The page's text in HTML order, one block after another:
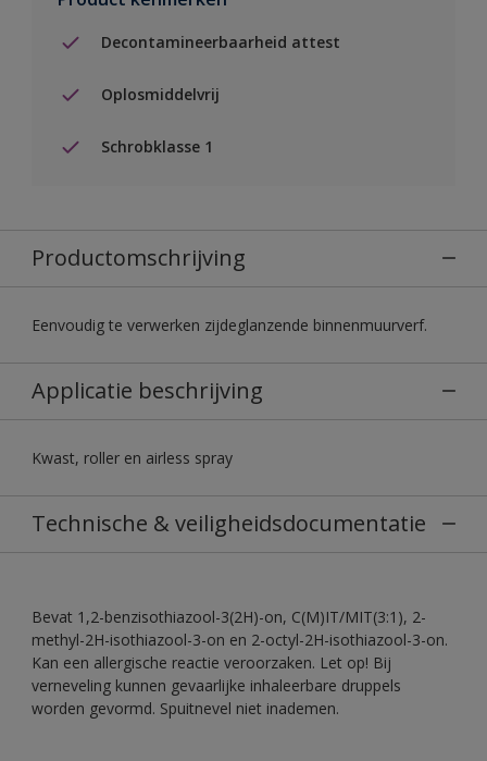
Decontamineerbaarheid attest
Oplosmiddelvrij
Schrobklasse 1
Productomschrijving
Eenvoudig te verwerken zijdeglanzende binnenmuurverf.
Applicatie beschrijving
Kwast, roller en airless spray
Technische & veiligheidsdocumentatie
Bevat 1,2-benzisothiazool-3(2H)-on, C(M)IT/MIT(3:1), 2-
methyl-2H-isothiazool-3-on en 2-octyl-2H-isothiazool-3-on.
Kan een allergische reactie veroorzaken. Let op! Bij
verneveling kunnen gevaarlijke inhaleerbare druppels
worden gevormd. Spuitnevel niet inademen.